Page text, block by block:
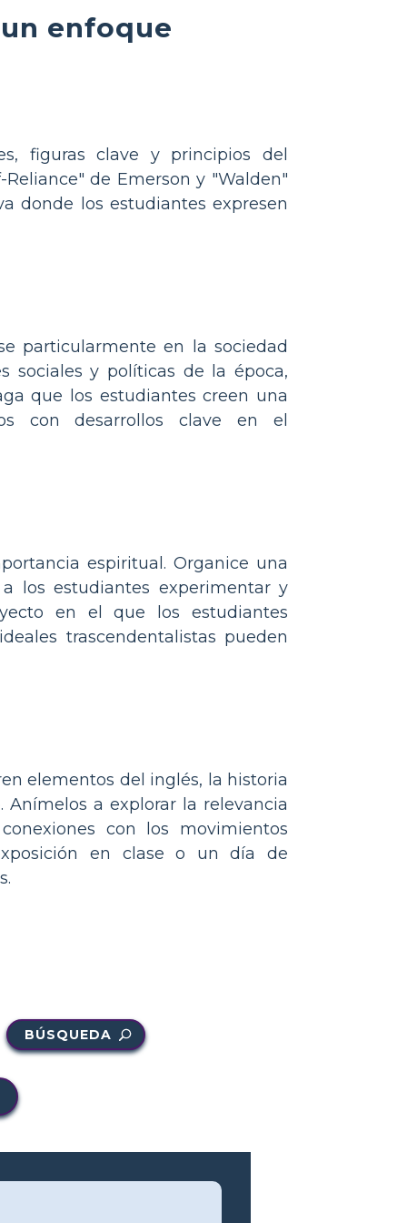
enfoque
figuras clave y principios del
de Emerson y "Walden"
donde los estudiantes expresen
particularmente en la sociedad
sociales y políticas de la época,
que los estudiantes creen una
con desarrollos clave en el
espiritual. Organice una
los estudiantes experimentar y
en el que los estudiantes
trascendentalistas pueden
elementos del inglés, la historia
a explorar la relevancia
con los movimientos
en clase o un día de
BÚSQUEDA